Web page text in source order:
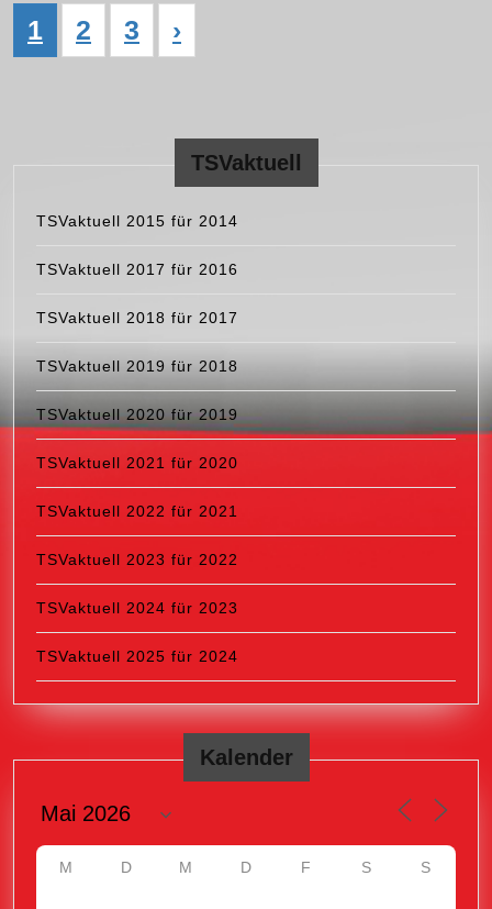
1 2 3 ›
TSVaktuell
TSVaktuell 2015 für 2014
TSVaktuell 2017 für 2016
TSVaktuell 2018 für 2017
TSVaktuell 2019 für 2018
TSVaktuell 2020 für 2019
TSVaktuell 2021 für 2020
TSVaktuell 2022 für 2021
TSVaktuell 2023 für 2022
TSVaktuell 2024 für 2023
TSVaktuell 2025 für 2024
Kalender
M D M D F S S